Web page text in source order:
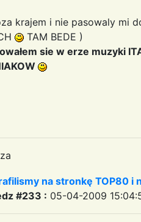
krajem i nie pasowaly mi
TAM BEDE )
sie w erze muzyki
na stronkę TOP80 i
#233 : 05-04-2009